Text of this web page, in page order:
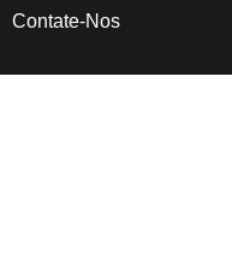
Contate-Nos